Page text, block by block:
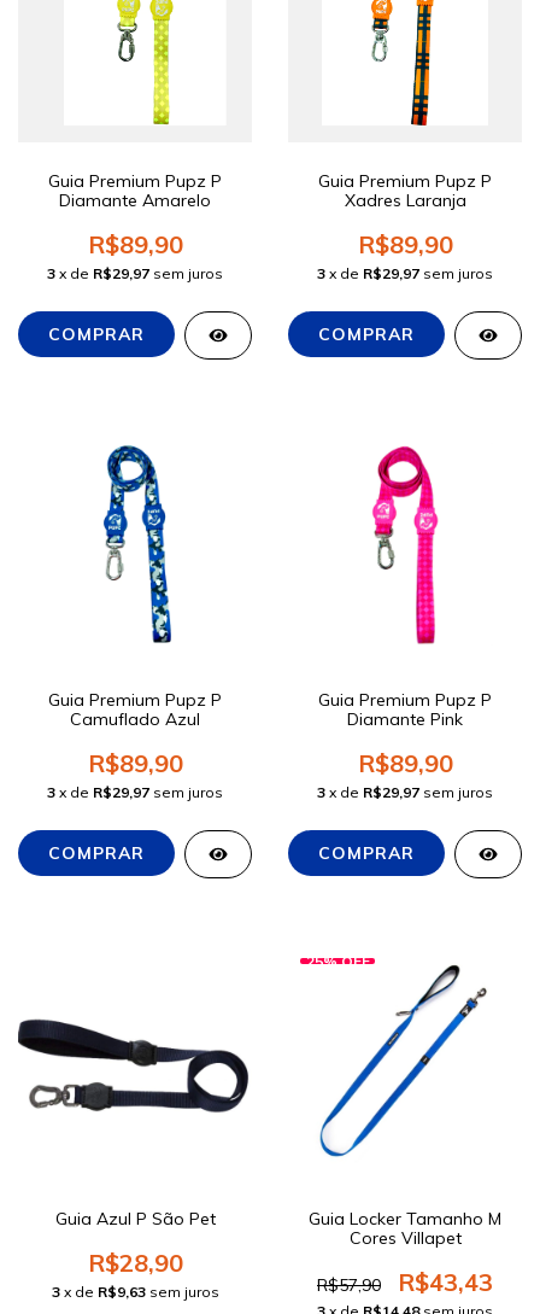
Guia Premium Pupz P
Diamante Amarelo
R$89,90
3 x de R$29,97 sem juros
Guia Premium Pupz P
Xadres Laranja
R$89,90
3 x de R$29,97 sem juros
Guia Premium Pupz P
Camuflado Azul
R$89,90
3 x de R$29,97 sem juros
Guia Premium Pupz P
Diamante Pink
R$89,90
3 x de R$29,97 sem juros
Guia Azul P São Pet
R$28,90
3 x de R$9,63 sem juros
25%OFF
Guia Locker Tamanho M
Cores Villapet
R$57,90 R$43,43